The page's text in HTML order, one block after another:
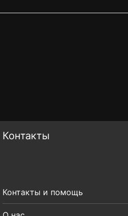
Контакты
Контакты и помощь